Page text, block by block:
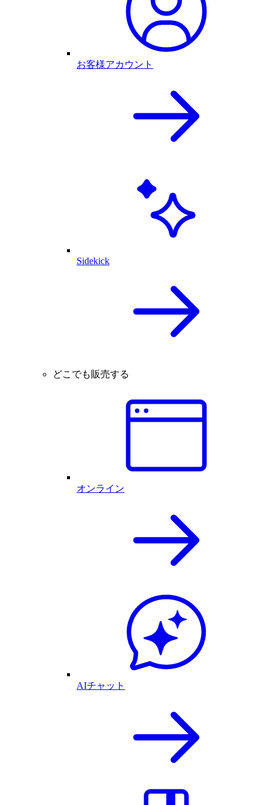
お客様アカウント
Sidekick
どこでも販売する
オンライン
AIチャット